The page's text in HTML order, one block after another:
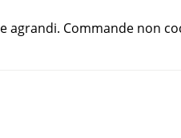
agrandi. Commande non